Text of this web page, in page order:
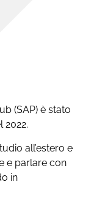
(SAP) è stato
2022.
all’estero e
e parlare con
in